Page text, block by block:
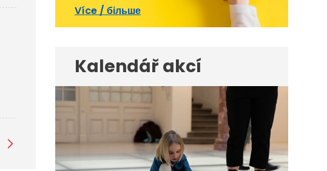
Více / більше
Kalendář akcí